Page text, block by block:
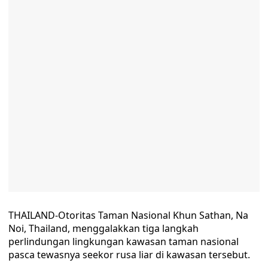
THAILAND-Otoritas Taman Nasional Khun Sathan, Na
Noi, Thailand, menggalakkan tiga langkah
perlindungan lingkungan kawasan taman nasional
pasca tewasnya seekor rusa liar di kawasan tersebut.